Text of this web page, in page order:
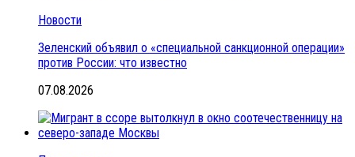
Новости
Зеленский объявил о «специальной санкционной операции»
против России: что известно
07.08.2026